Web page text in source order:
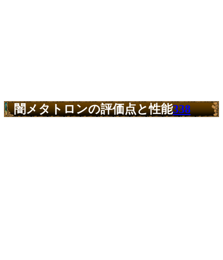
闇メタトロンの評価点と性能338